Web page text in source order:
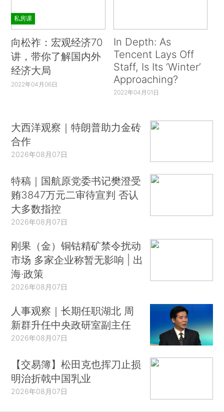
私房课
向松祚：宏观经济70
讲，带你了解国内外
经济大局
2022年04月06日
In Depth: As
Tencent Lays Off
Staff, Is Its ‘Winter’
Approaching?
2022年04月01日
大西洋观察｜特朗普助力金砖
合作
2026年08月07日
特稿｜国航原党委书记樊澄受
贿3847万元二审待宣判 否认
大多数指控
2026年08月07日
刚果（金）铜钴精矿禁令扰动
市场 多家企业称暂无影响 | 出
海·政策
2026年08月07日
人事观察｜长期任职湖北 周
新群升任中央政研室副主任
2026年08月07日
【交易簿】松田克也挥刀止损
明治折戟中国乳业
2026年08月07日